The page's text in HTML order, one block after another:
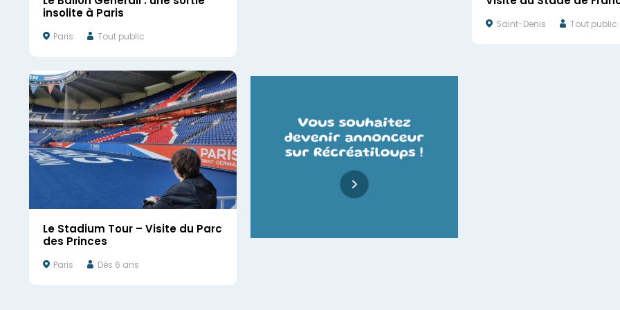
insolite à Paris
Paris Tout public
Saint-Denis Tout public
Le Stadium Tour – Visite du Parc
des Princes
Paris Dès 6 ans